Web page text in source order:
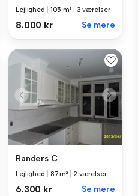
Lejlighed 105 m² 3 værelser
8.000 kr Se mere
Randers C
Lejlighed 87 m² 2 værelser
6.300 kr Se mere